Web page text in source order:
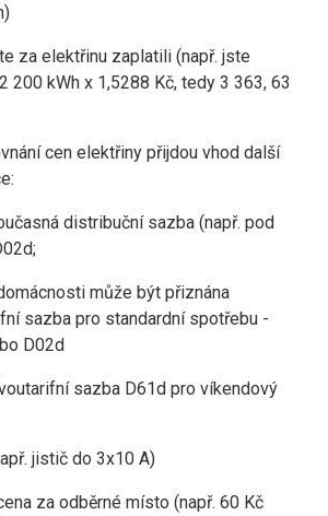
za elektřinu zaplatili (např. jste
200 kWh x 1,5288 Kč, tedy 3 363, 63
cen elektřiny přijdou vhod další
distribuční sazba (např. pod
může být přiznána
sazba pro standardní spotřebu -
D02d
sazba D61d pro víkendový
jistič do 3x10 A)
za odběrné místo (např. 60 Kč